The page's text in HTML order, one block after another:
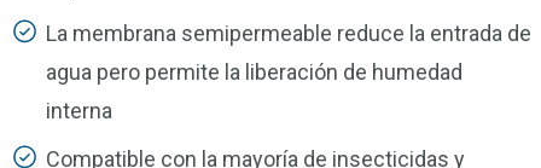
La membrana semipermeable reduce la entrada de
agua pero permite la liberación de humedad
interna
Compatible con la mayoría de insecticidas y